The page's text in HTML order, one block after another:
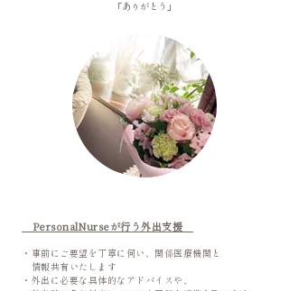
「ありがとう」
PersonalNurseが行う外出支援
・事前にご要望を丁寧に伺い、関係医療機関と
情報共有いたします
・外出に必要な具体的なアドバイスや、